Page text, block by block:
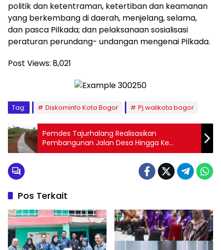
politik dan ketentraman, ketertiban dan keamanan
yang berkembang di daerah, menjelang, selama,
dan pasca Pilkada; dan pelaksanaan sosialisasi
peraturan perundang- undangan mengenai Pilkada.
Post Views: 8,021
Tag: Diskominfo Kota Bogor Pj walikota bogor
Pemdes Tajurhalang Realisasikan
Pembangunan Jalan Desa Hingga Ke
Pelosok Kampung
Pos Terkait